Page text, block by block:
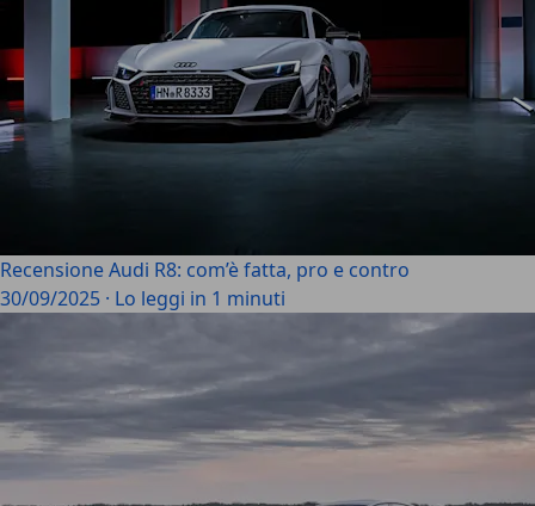
Recensione Audi R8: com’è fatta, pro e contro
30/09/2025 · Lo leggi in 1 minuti